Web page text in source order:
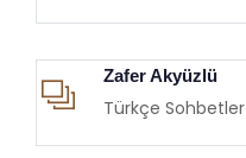
Zafer Akyüzlü
Türkçe Sohbetler